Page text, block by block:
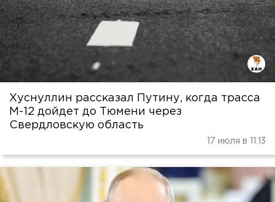
Хуснуллин рассказал Путину, когда трасса
М-12 дойдет до Тюмени через
Свердловскую область
17 июля в 11:13